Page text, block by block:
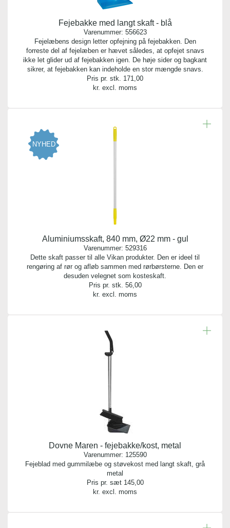
Fejebakke med langt skaft - blå
Varenummer: 556623
Fejelæbens design letter opfejning på fejebakken. Den
forreste del af fejelæben er hævet således, at opfejet snavs
ikke let glider ud af fejebakken igen. De høje sider og bagkant
sikrer, at fejebakken kan indeholde en stor mængde snavs.
Pris pr. stk. 171,00
kr. excl. moms
NYHED
Aluminiumsskaft, 840 mm, Ø22 mm - gul
Varenummer: 529316
Dette skaft passer til alle Vikan produkter. Den er ideel til
rengøring af rør og afløb sammen med rørbørsterne. Den er
desuden velegnet som kosteskaft.
Pris pr. stk. 56,00
kr. excl. moms
Dovne Maren - fejebakke/kost, metal
Varenummer: 125590
Fejeblad med gummilæbe og støvekost med langt skaft, grå
metal
Pris pr. sæt 145,00
kr. excl. moms